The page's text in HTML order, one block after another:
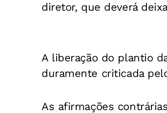
diretor, que deverá
A liberação do plantio
duramente criticada
As afirmações